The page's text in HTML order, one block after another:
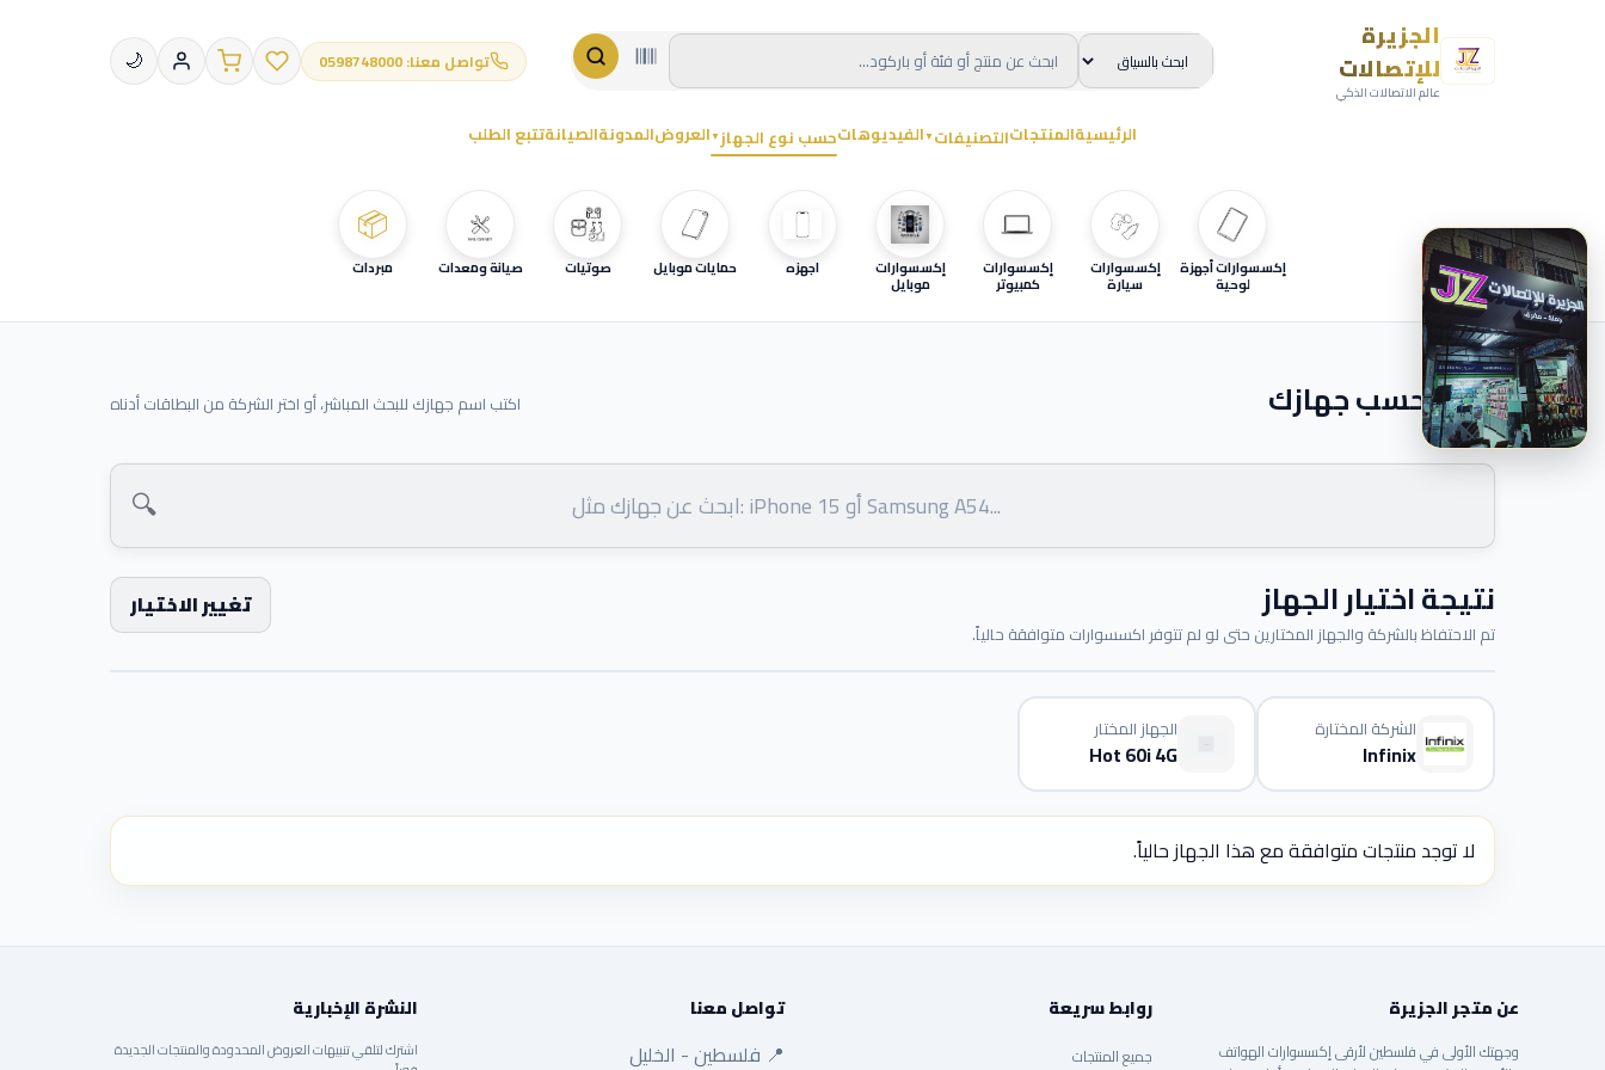
الجزيرة
للإتصالات
عالم الاتصالات الذكي
تواصل معنا: 0598748000 🌙
الرئيسيةالمنتجاتالتصنيفات ▼الفيديوهاتحسب نوع الجهاز ▼العروضالمدونةالصيانةتتبع الطلب
إكسسوارات أجهزة
لوحية
إكسسوارات
سيارة
إكسسوارات
كمبيوتر
إكسسوارات
موبايل
اجهزه حمايات موبايل صوتيات صيانة ومعدات
📦
مبردات
ابحث حسب جهازك اكتب اسم جهازك للبحث المباشر، أو اختر الشركة من البطاقات أدناه
🔍
نتيجة اختيار الجهاز
تم الاحتفاظ بالشركة والجهاز المختارين حتى لو لم تتوفر اكسسوارات متوافقة حالياً.
تغيير الاختيار
الشركة المختارة
Infinix
الجهاز المختار
Hot 60i 4G
لا توجد منتجات متوافقة مع هذا الجهاز حالياً.
عن متجر الجزيرة
وجهتك الأولى في فلسطين لأرقى إكسسوارات الهواتف
روابط سريعة
جميع المنتجات
تواصل معنا
📍 فلسطين - الخليل
النشرة الإخبارية
اشترك لتلقي تنبيهات العروض المحدودة والمنتجات الجديدة